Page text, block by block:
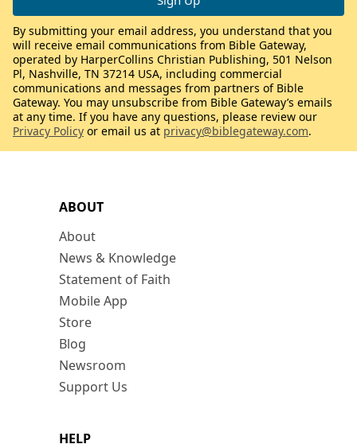
ABOUT
About
News & Knowledge
Statement of Faith
Mobile App
Store
Blog
Newsroom
Support Us
HELP
By submitting your email address, you understand that you
will receive email communications from Bible Gateway,
operated by HarperCollins Christian Publishing, 501 Nelson
Pl, Nashville, TN 37214 USA, including commercial
communications and messages from partners of Bible
Gateway. You may unsubscribe from Bible Gateway’s emails
at any time. If you have any questions, please review our
Privacy Policy or email us at privacy@biblegateway.com.